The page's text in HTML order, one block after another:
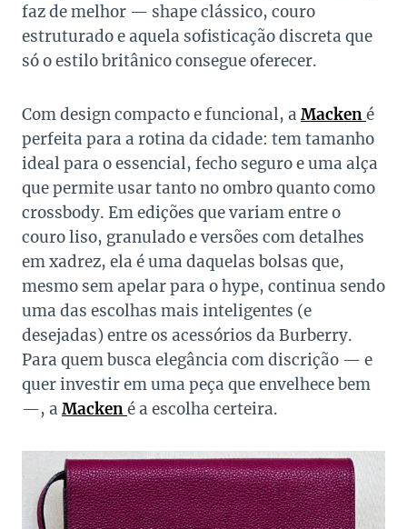
faz de melhor — shape clássico, couro
estruturado e aquela sofisticação discreta que
só o estilo britânico consegue oferecer.
Com design compacto e funcional, a Mackené
perfeita para a rotina da cidade: tem tamanho
ideal para o essencial, fecho seguro e uma alça
que permite usar tanto no ombro quanto como
crossbody. Em edições que variam entre o
couro liso, granulado e versões com detalhes
em xadrez, ela é uma daquelas bolsas que,
mesmo sem apelar para o hype, continua sendo
uma das escolhas mais inteligentes (e
desejadas) entre os acessórios da Burberry.
Para quem busca elegância com discrição — e
quer investir em uma peça que envelhece bem
—, a Mackené a escolha certeira.